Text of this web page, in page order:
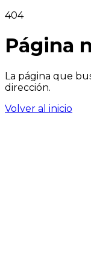
404
Página
La página que
dirección.
Volver al inicio